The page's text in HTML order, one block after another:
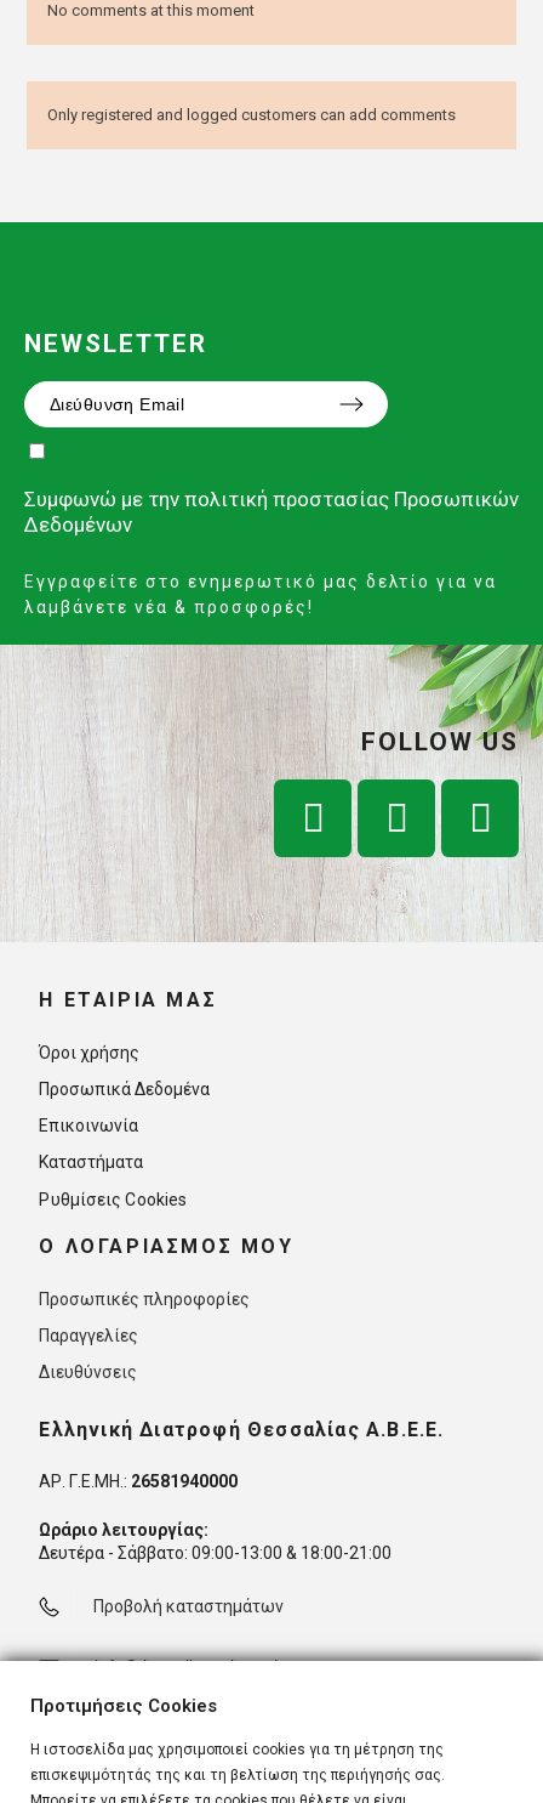
No comments at this moment
Only registered and logged customers can add comments
NEWSLETTER
Συμφωνώ με την πολιτική προστασίας Προσωπικών
Δεδομένων
Εγγραφείτε στο ενημερωτικό μας δελτίο για να
λαμβάνετε νέα & προσφορές!
FOLLOW US
Η ΕΤΑΙΡΊΑ ΜΑΣ
Όροι χρήσης
Προσωπικά Δεδομένα
Επικοινωνία
Καταστήματα
Ρυθμίσεις Cookies
O ΛΟΓΑΡΙΑΣΜΟΣ ΜΟΥ
Προσωπικές πληροφορίες
Παραγγελίες
Διευθύνσεις
Ελληνική Διατροφή Θεσσαλίας Α.Β.Ε.Ε.
ΑΡ. Γ.Ε.ΜΗ.: 26581940000
Ωράριο λειτουργίας:
Δευτέρα - Σάββατο: 09:00-13:00 & 18:00-21:00
Προβολή καταστημάτων
info@thessaliamarkets-shop.gr
thessaliamarkets-shop.gr © 2022 | All Rights Reserved | Powered
Προτιμήσεις Cookies
Η ιστοσελίδα μας χρησιμοποιεί cookies για τη μέτρηση της
επισκεψιμότητάς της και τη βελτίωση της περιήγησής σας.